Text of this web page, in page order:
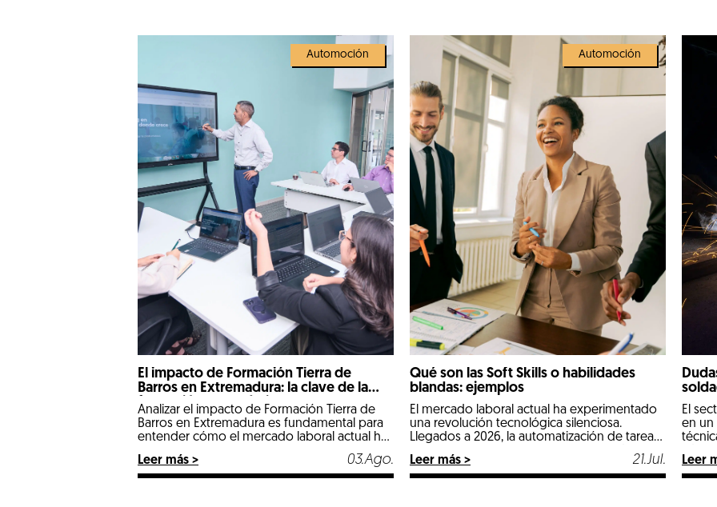
Automoción
El impacto de Formación Tierra de
Barros en Extremadura: la clave de la
formación con prácticas reales
Analizar el impacto de Formación Tierra de
Barros en Extremadura es fundamental para
entender cómo el mercado laboral actual ha
dejado atrás los tiempos en los que un
expediente puramente teórico abría las
puertas de las mejores empresas. Llegados a
Leer más > 03.Ago.
Automoción
Qué son las Soft Skills o habilidades
blandas: ejemplos
El mercado laboral actual ha experimentado
una revolución tecnológica silenciosa.
Llegados a 2026, la automatización de tareas
y la implantación de la inteligencia artificial en
los procesos diarios han cambiado por
completo las reglas de la contratación. Las
Leer más > 21.Jul.
El
en un
Leer